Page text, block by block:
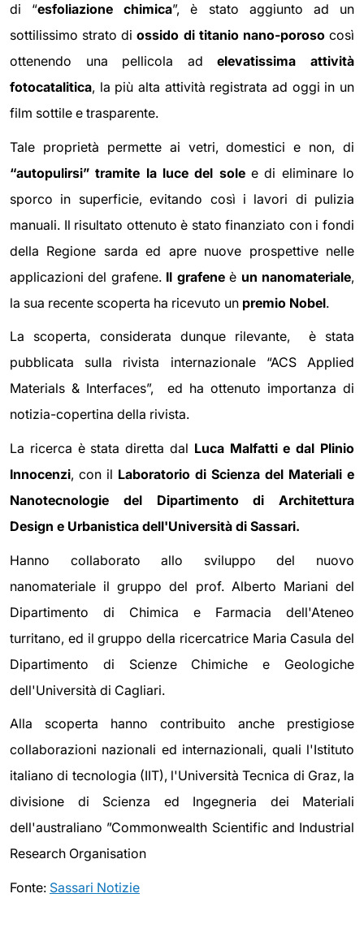
di “esfoliazione chimica”, è stato aggiunto ad un
sottilissimo strato diossido di titanio nano-porosocosì
ottenendo una pellicola adelevatissima attività
fotocatalitica, la più alta attività registrata ad oggi in un
film sottile e trasparente.
Tale proprietà permette ai vetri, domestici e non, di
“autopulirsi” tramite la luce del solee di eliminare lo
sporco in superficie, evitando così i lavori di pulizia
manuali. Il risultato ottenuto è stato finanziato con i fondi
della Regione sarda ed apre nuove prospettive nelle
applicazioni del grafene. Il grafeneè un nanomateriale,
la sua recente scoperta ha ricevuto un premio Nobel.
La scoperta, considerata dunque rilevante, è stata
pubblicata sulla rivista internazionale “ACS Applied
Materials & Interfaces”, ed ha ottenuto importanza di
notizia-copertina della rivista.
La ricerca è stata diretta dal Luca Malfatti e dal Plinio
Innocenzi, con il Laboratorio di Scienza del Materiali e
Nanotecnologie del Dipartimento di Architettura
Design e Urbanistica dell'Università di Sassari.
Hanno collaborato allo sviluppo del nuovo
nanomateriale il gruppo del prof. Alberto Mariani del
Dipartimento di Chimica e Farmacia dell'Ateneo
turritano, ed il gruppo della ricercatrice Maria Casula del
Dipartimento di Scienze Chimiche e Geologiche
dell'Università di Cagliari.
Alla scoperta hanno contribuito anche prestigiose
collaborazioni nazionali ed internazionali, quali l'Istituto
italiano di tecnologia (IIT), l'Università Tecnica di Graz, la
divisione di Scienza ed Ingegneria dei Materiali
dell'australiano ”Commonwealth Scientific and Industrial
Research Organisation
Fonte: Sassari Notizie